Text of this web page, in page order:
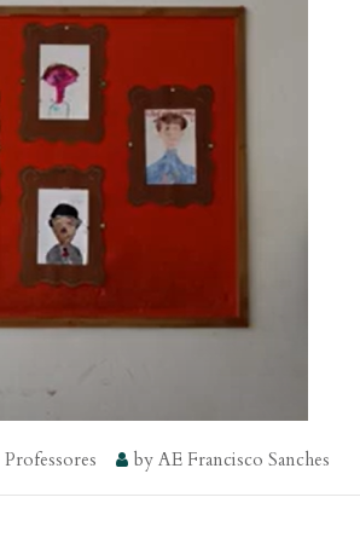
Professores by AE Francisco Sanches